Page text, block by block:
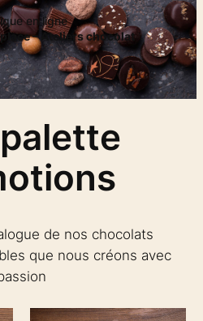
en ligne
– Ateliers chocolat
de nos chocolats
que nous créons avec